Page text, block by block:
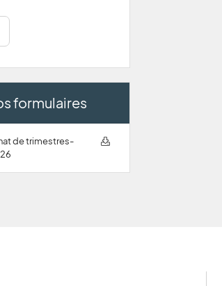
formulaires
de trimestres-